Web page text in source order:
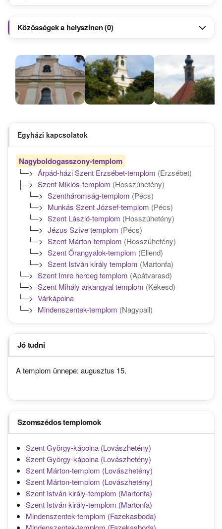
Közösségek a helyszínen (0)
Egyházi kapcsolatok
Nagyboldogasszony-templom
└─> Árpád-házi Szent Erzsébet-templom (Erzsébet)
├─> Szent Miklós-templom (Hosszúhetény)
└─> Szentháromság-templom (Pécs)
└─> Munkás Szent József-templom (Pécs)
└─> Szent László-templom (Hosszúhetény)
└─> Jézus Szíve templom (Pécs)
└─> Szent Márton-templom (Hosszúhetény)
└─> Szent Őrangyalok-templom (Ellend)
└─> Szent István király templom (Martonfa)
└─> Szent Imre herceg templom (Apátvarasd)
└─> Szent Mihály arkangyal templom (Kékesd)
└─> Várkápolna
└─> Mindenszentek-templom (Nagypall)
Jó tudni
A templom ünnepe: augusztus 15.
Szomszédos templomok
Szent György-kápolna (Lovászhetény)
Szent György-kápolna (Lovászhetény)
Szent Márton-templom (Lovászhetény)
Szent Márton-templom (Lovászhetény)
Szent István király-templom (Martonfa)
Szent István király-templom (Martonfa)
Mindenszentek-templom (Fazekasboda)